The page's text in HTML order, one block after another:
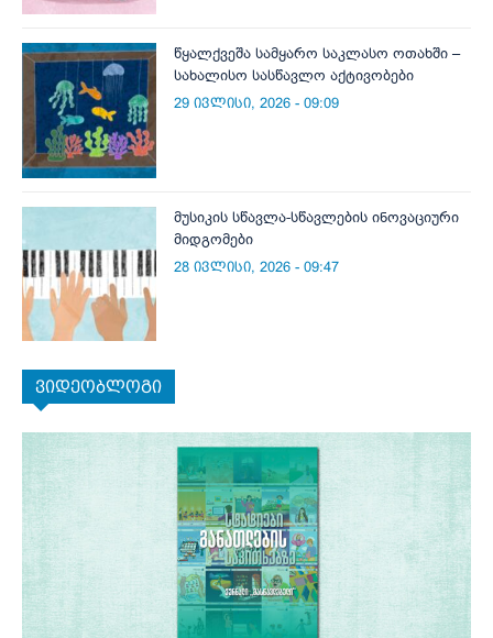
წყალქვეშა სამყარო საკლასო ოთახში –
სახალისო სასწავლო აქტივობები
29 ივლისი, 2026 - 09:09
მუსიკის სწავლა-სწავლების ინოვაციური
მიდგომები
28 ივლისი, 2026 - 09:47
ვიდეობლოგი